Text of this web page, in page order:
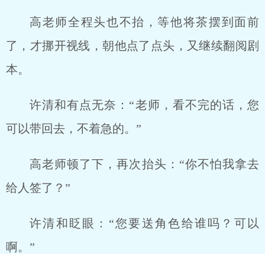
高老师全程头也不抬，等他将茶摆到面前
了，才挪开视线，朝他点了点头，又继续翻阅剧
本。
许清和有点无奈：“老师，看不完的话，您
可以带回去，不着急的。”
高老师顿了下，再次抬头：“你不怕我拿去
给人签了？”
许清和眨眼：“您要送角色给谁吗？可以
啊。”